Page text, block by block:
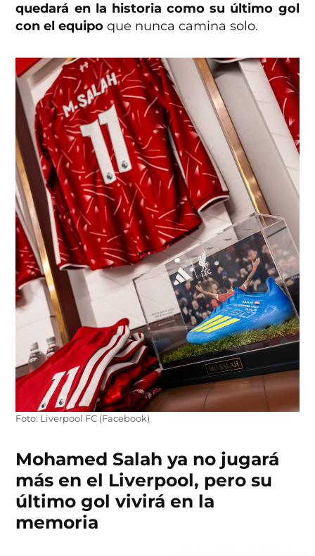
quedará en la historia como su último gol
con el equipo que nunca camina solo.
Foto: Liverpool FC (Facebook)
Mohamed Salah ya no jugará
más en el Liverpool, pero su
último gol vivirá en la
memoria